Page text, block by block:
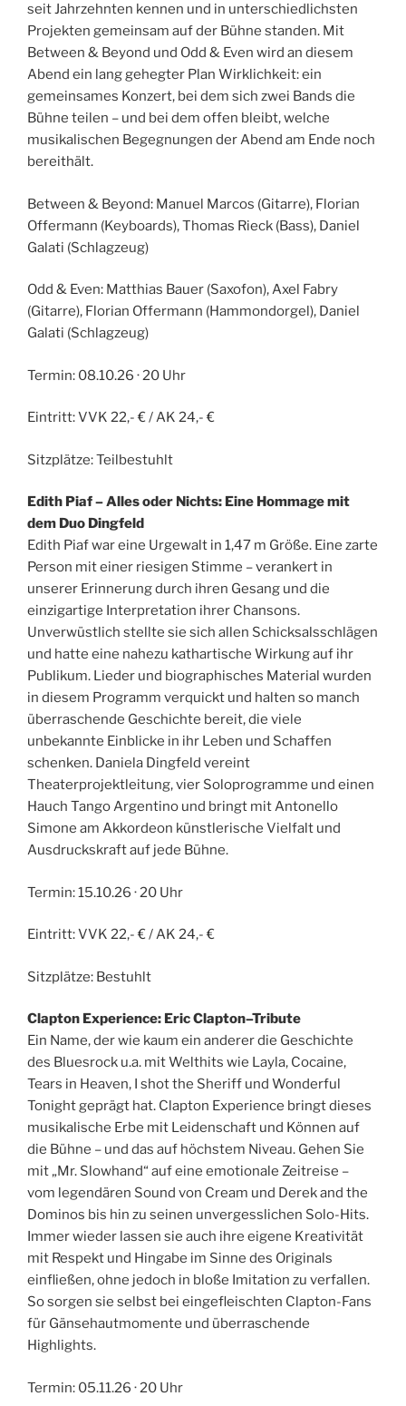
seit Jahrzehnten kennen und in unterschiedlichsten
Projekten gemeinsam auf der Bühne standen. Mit
Between & Beyond und Odd & Even wird an diesem
Abend ein lang gehegter Plan Wirklichkeit: ein
gemeinsames Konzert, bei dem sich zwei Bands die
Bühne teilen – und bei dem offen bleibt, welche
musikalischen Begegnungen der Abend am Ende noch
bereithält.
Between & Beyond: Manuel Marcos (Gitarre), Florian
Offermann (Keyboards), Thomas Rieck (Bass), Daniel
Galati (Schlagzeug)
Odd & Even: Matthias Bauer (Saxofon), Axel Fabry
(Gitarre), Florian Offermann (Hammondorgel), Daniel
Galati (Schlagzeug)
Termin: 08.10.26 · 20 Uhr
Eintritt: VVK 22,- € / AK 24,- €
Sitzplätze: Teilbestuhlt
Edith Piaf – Alles oder Nichts: Eine Hommage mit
dem Duo Dingfeld
Edith Piaf war eine Urgewalt in 1,47 m Größe. Eine zarte
Person mit einer riesigen Stimme – verankert in
unserer Erinnerung durch ihren Gesang und die
einzigartige Interpretation ihrer Chansons.
Unverwüstlich stellte sie sich allen Schicksalsschlägen
und hatte eine nahezu kathartische Wirkung auf ihr
Publikum. Lieder und biographisches Material wurden
in diesem Programm verquickt und halten so manch
überraschende Geschichte bereit, die viele
unbekannte Einblicke in ihr Leben und Schaffen
schenken. Daniela Dingfeld vereint
Theaterprojektleitung, vier Soloprogramme und einen
Hauch Tango Argentino und bringt mit Antonello
Simone am Akkordeon künstlerische Vielfalt und
Ausdruckskraft auf jede Bühne.
Termin: 15.10.26 · 20 Uhr
Eintritt: VVK 22,- € / AK 24,- €
Sitzplätze: Bestuhlt
Clapton Experience: Eric Clapton–Tribute
Ein Name, der wie kaum ein anderer die Geschichte
des Bluesrock u.a. mit Welthits wie Layla, Cocaine,
Tears in Heaven, I shot the Sheriff und Wonderful
Tonight geprägt hat. Clapton Experience bringt dieses
musikalische Erbe mit Leidenschaft und Können auf
die Bühne – und das auf höchstem Niveau. Gehen Sie
mit „Mr. Slowhand“ auf eine emotionale Zeitreise –
vom legendären Sound von Cream und Derek and the
Dominos bis hin zu seinen unvergesslichen Solo-Hits.
Immer wieder lassen sie auch ihre eigene Kreativität
mit Respekt und Hingabe im Sinne des Originals
einfließen, ohne jedoch in bloße Imitation zu verfallen.
So sorgen sie selbst bei eingefleischten Clapton-Fans
für Gänsehautmomente und überraschende
Highlights.
Termin: 05.11.26 · 20 Uhr